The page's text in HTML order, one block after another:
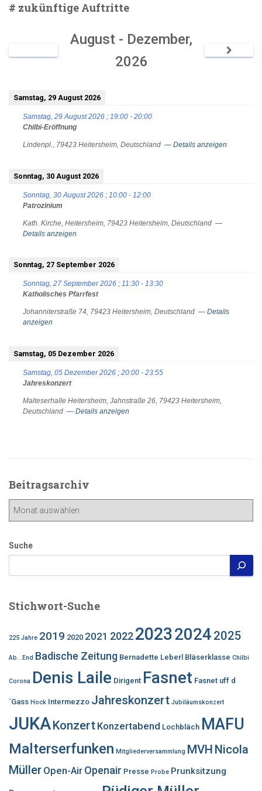
# zukünftige Auftritte
August - Dezember,
2026
Samstag, 29 August 2026
Samstag, 29 August 2026 ; 19:00 - 20:00
Chilbi-Eröffnung
Lindenpl., 79423 Heitersheim, Deutschland — Details anzeigen
Sonntag, 30 August 2026
Sonntag, 30 August 2026 ; 10:00 - 12:00
Patrozinium
Kath. Kirche, Heitersheim, 79423 Heitersheim, Deutschland —
Details anzeigen
Sonntag, 27 September 2026
Sonntag, 27 September 2026 ; 11:30 - 13:30
Katholisches Pfarrfest
Johanniterstraße 74, 79423 Heitersheim, Deutschland — Details
anzeigen
Samstag, 05 Dezember 2026
Samstag, 05 Dezember 2026 ; 20:00 - 23:55
Jahreskonzert
Malteserhalle Heitersheim, Jahnstraße 26, 79423 Heitersheim,
Deutschland — Details anzeigen
Beitragsarchiv
Beitragsarchiv
Suche
Stichwort-Suche
225 Jahre 2019 2020 2021 202220232024 2025
Ab...End Badische Zeitung Bernadette Leberl Bläserklasse Chilbi
Corona Denis Laile Dirigent Fasnet Fasnet uff d
´Gass Hock Intermezzo Jahreskonzert Jubiläumskonzert
JUKA Konzert Konzertabend Lochbläch MAFU
Malterserfunken Mitgliederversammlung MVH Nicola
Müller Open-Air Openair Presse Probe Prunksitzung